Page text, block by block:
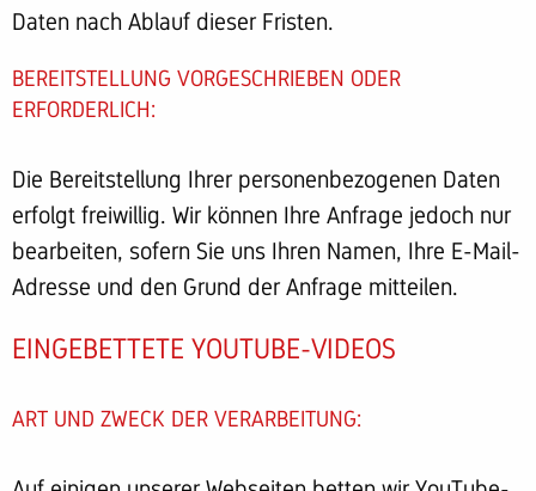
Daten nach Ablauf dieser Fristen.
BEREITSTELLUNG VORGESCHRIEBEN ODER
ERFORDERLICH:
Die Bereitstellung Ihrer personenbezogenen Daten
erfolgt freiwillig. Wir können Ihre Anfrage jedoch nur
bearbeiten, sofern Sie uns Ihren Namen, Ihre E-Mail-
Adresse und den Grund der Anfrage mitteilen.
EINGEBETTETE YOUTUBE-VIDEOS
ART UND ZWECK DER VERARBEITUNG: